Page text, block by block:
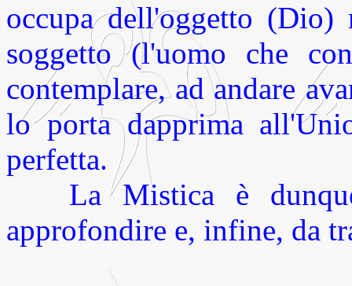
occupa dell'oggetto
soggetto (l'uomo che
contemplare, ad andare
lo porta dapprima
perfetta.
La Mistica è dunque
approfondire e, infine, da